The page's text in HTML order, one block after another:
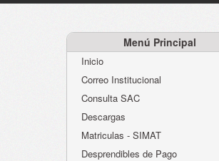
Atención al Ciudadano
Instituciones Educativas
Despacho Secretaría
Menú Principal
Inicio
Correo Institucional
Consulta SAC
Descargas
Matriculas - SIMAT
Desprendibles de Pago